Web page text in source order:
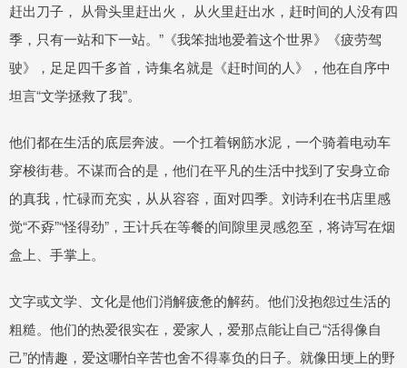
赶出刀子， 从骨头里赶出火， 从火里赶出水，赶时间的人没有四
季，只有一站和下一站。”《我笨拙地爱着这个世界》《疲劳驾
驶》，足足四千多首，诗集名就是《赶时间的人》，他在自序中
坦言“文学拯救了我”。
他们都在生活的底层奔波。一个扛着钢筋水泥，一个骑着电动车
穿梭街巷。不谋而合的是，他们在平凡的生活中找到了安身立命
的真我，忙碌而充实，从从容容，面对四季。刘诗利在书店里感
觉“不孬”“怪得劲”，王计兵在等餐的间隙里灵感忽至，将诗写在烟
盒上、手掌上。
文字或文学、文化是他们消解疲惫的解药。他们没抱怨过生活的
粗糙。他们的热爱很实在，爱家人，爱那点能让自己“活得像自
己”的情趣，爱这哪怕辛苦也舍不得辜负的日子。就像田埂上的野